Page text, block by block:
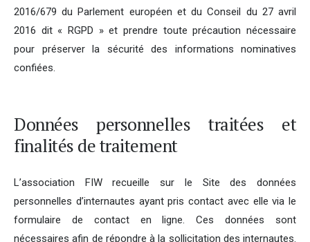
2016/679 du Parlement européen et du Conseil du 27 avril
2016 dit « RGPD » et prendre toute précaution nécessaire
pour préserver la sécurité des informations nominatives
confiées.
Données personnelles traitées et
finalités de traitement
L’association FIW recueille sur le Site des données
personnelles d’internautes ayant pris contact avec elle via le
formulaire de contact en ligne. Ces données sont
nécessaires afin de répondre à la sollicitation des internautes.